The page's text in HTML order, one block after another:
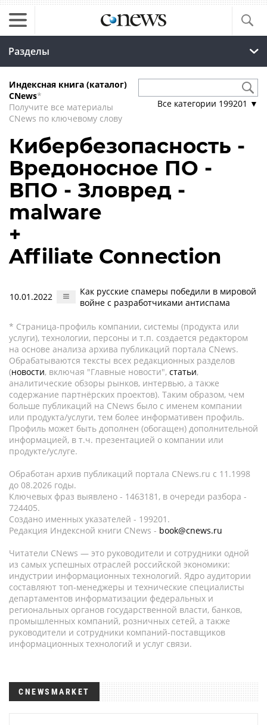
Разделы
Индексная книга (каталог)
CNews*
Получите все материалы
CNews по ключевому слову
Все категории 199201 ▼
Кибербезопасность -
Вредоносное ПО -
ВПО - Зловред -
malware
+
Affiliate Connection
10.01.2022
Как русские спамеры победили в мировой
войне с разработчиками антиспама
* Страница-профиль компании, системы (продукта или
услуги), технологии, персоны и т.п. создается редактором
на основе анализа архива публикаций портала CNews.
Обрабатываются тексты всех редакционных разделов
(новости, включая "Главные новости", статьи,
аналитические обзоры рынков, интервью, а также
содержание партнёрских проектов). Таким образом, чем
больше публикаций на CNews было с именем компании
или продукта/услуги, тем более информативен профиль.
Профиль может быть дополнен (обогащен) дополнительной
информацией, в т.ч. презентацией о компании или
продукте/услуге.
Обработан архив публикаций портала CNews.ru c 11.1998
до 08.2026 годы.
Ключевых фраз выявлено - 1463181, в очереди разбора -
724405.
Создано именных указателей - 199201.
Редакция Индексной книги CNews - book@cnews.ru
Читатели CNews — это руководители и сотрудники одной
из самых успешных отраслей российской экономики:
индустрии информационных технологий. Ядро аудитории
составляют топ-менеджеры и технические специалисты
департаментов информатизации федеральных и
региональных органов государственной власти, банков,
промышленных компаний, розничных сетей, а также
руководители и сотрудники компаний-поставщиков
информационных технологий и услуг связи.
CNEWSMARKET